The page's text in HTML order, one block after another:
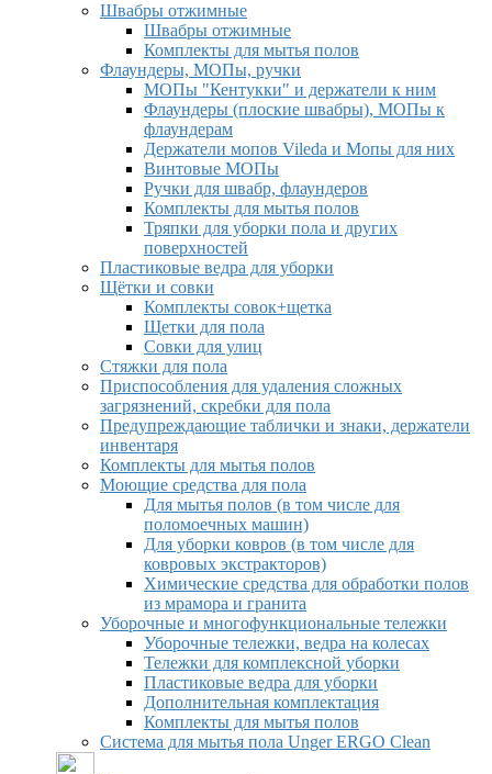
Швабры отжимные
Швабры отжимные
Комплекты для мытья полов
Флаундеры, МОПы, ручки
МОПы "Кентукки" и держатели к ним
Флаундеры (плоские швабры), МОПы к
флаундерам
Держатели мопов Vileda и Мопы для них
Винтовые МОПы
Ручки для швабр, флаундеров
Комплекты для мытья полов
Тряпки для уборки пола и других
поверхностей
Пластиковые ведра для уборки
Щётки и совки
Комплекты совок+щетка
Щетки для пола
Совки для улиц
Стяжки для пола
Приспособления для удаления сложных
загрязнений, скребки для пола
Предупреждающие таблички и знаки, держатели
инвентаря
Комплекты для мытья полов
Моющие средства для пола
Для мытья полов (в том числе для
поломоечных машин)
Для уборки ковров (в том числе для
ковровых экстракторов)
Химические средства для обработки полов
из мрамора и гранита
Уборочные и многофункциональные тележки
Уборочные тележки, ведра на колесах
Тележки для комплексной уборки
Пластиковые ведра для уборки
Дополнительная комплектация
Комплекты для мытья полов
Система для мытья пола Unger ERGO Clean